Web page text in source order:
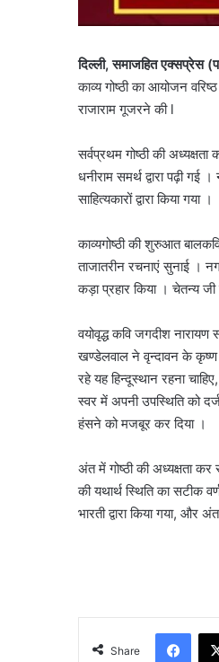
दिल्ली,समाजहित एक्सप्रेस
काव्य गोष्ठी का आयोजन
राजाराम गूजरने की l
सर्वप्रथम गोष्ठी की
धनीराम समर्थ द्वारा पढ़ी गई
साहित्यकारों द्वारा किया गया ।
काव्यगोष्ठी की शुरुआत
ताजातरीन रचनाएं सुनाई ।
कड़ा प्रहार किया । चेतन्य
वयोवृद्ध कवि जगदीश
खण्डेलवाल ने वृन्दावन के कृष्ण
रहे यह हिन्दूस्थान रहना
स्वर में अपनी उपस्थिति को
हंसने को मजबूर कर दिया ।
अंत में गोष्ठी की अध्यक्षता कर
की यथार्थ स्थिति का सटीक
भारती द्वारा किया गया, और
Share